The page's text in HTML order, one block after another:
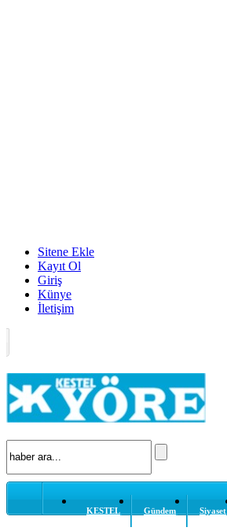
Sitene Ekle
Kayıt Ol
Giriş
Künye
İletişim
KESTEL Gündem Siyaset